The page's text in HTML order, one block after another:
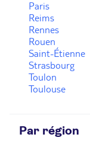
Paris
Reims
Rennes
Rouen
Saint-Étienne
Strasbourg
Toulon
Toulouse
Par région